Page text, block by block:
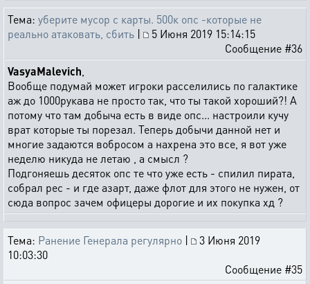
Тема: уберите мусор с карты. 500к опс -которые не
реально атаковать, сбить |
5 Июня 2019 15:14:15
Сообщение #36
VasyaMalevich
Вообще подумай может игроки расселились по галактике
аж до 1000рукава не просто так, что ты такой хороший?! А
потому что там добыча есть в виде опс... настроили кучу
врат которые ты порезал. Теперь добычи данной нет и
многие задаются вобросом а нахрена это все, я вот уже
неделю никуда не летаю , а смысл ?
Подгоняешь десяток опс те что уже есть - спилил пирата,
собрал рес - и где азарт, даже флот для этого не нужен, от
сюда вопрос зачем офицеры дорогие и их покупка хд ?
Тема: Ранение Генерала регулярно |
3 Июня 2019
10:03:30
Сообщение #35